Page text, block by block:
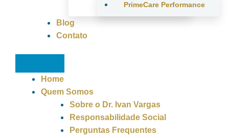
PrimeCare Performance
Blog
Contato
Home
Quem Somos
Sobre o Dr. Ivan Vargas
Responsabilidade Social
Perguntas Frequentes